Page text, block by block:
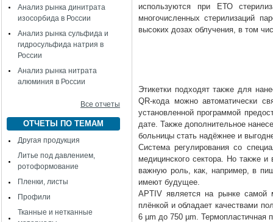
Анализ рынка динитрата
изосорбида в России
Анализ рынка сульфида и
гидросульфида натрия в
России
Анализ рынка нитрата
алюминия в России
Все отчеты
ОТЧЕТЫ ПО ТЕМАМ
Другая продукция
Литье под давлением,
ротоформование
Пленки, листы
Профили
Тканные и нетканные
используются при ЕТО
многочисленных стерилизаций
высоких дозах облучения, в том
Этикетки подходят также для
QR-кода можно автоматически
установленной программой
дате. Также дополнительное
больницы стать надёжнее и
Система регулирования со
медицинского сектора. Но также и
важную роль, как, например, в
имеют будущее.
APTIV является на рынке самой
плёнкой и обладает качествами
6 µm до 750 µm. Термопластичная